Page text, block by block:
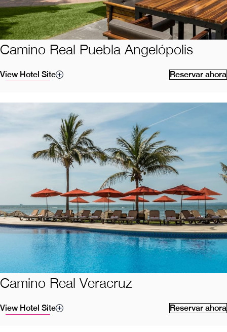
Camino Real Puebla Angelópolis
Reservar ahora
View Hotel Site
Camino Real Veracruz
Reservar ahora
View Hotel Site